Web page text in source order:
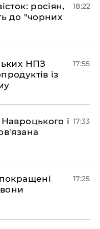
росіян,
до "чорних
18:22
НПЗ
із
17:55
і 17:33
17:25